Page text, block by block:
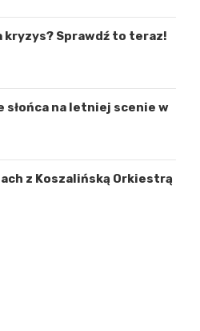
Sprawdź to teraz!
na letniej scenie w
z Koszalińską Orkiestrą